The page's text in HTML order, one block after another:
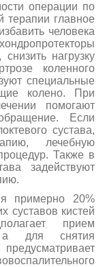
операции по
терапии главное
человека
нагрузку
коленного
специальные
колено. При
помогают
Если
сустава,
лечебную
Также в
задействуют
примерно 20%
суставов кистей
прием
а для снятия